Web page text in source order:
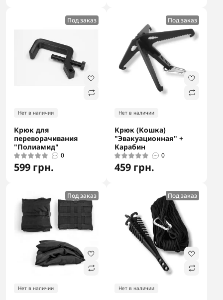
Под заказ
Нет в наличии
Крюк для
переворачивания
"Полиамид"
0
599 грн.
Под заказ
Нет в наличии
Крюк (Кошка)
"Эвакуационная" +
Карабин
0
459 грн.
Под заказ
Нет в наличии
Под заказ
Нет в наличии